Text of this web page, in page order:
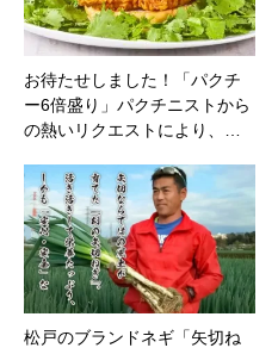
お待たせしました！「パクチ
ー6倍盛り」パクチニストから
の熱いリクエストにより、…
松戸のブランドネギ「矢切ね